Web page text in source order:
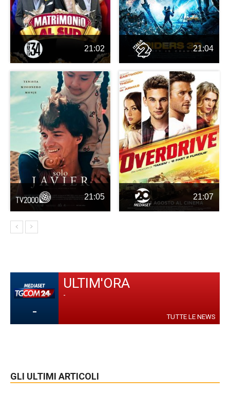
21:02 21:04
21:05 21:07
-
ULTIM'ORA
-
TUTTE LE NEWS
GLI ULTIMI ARTICOLI